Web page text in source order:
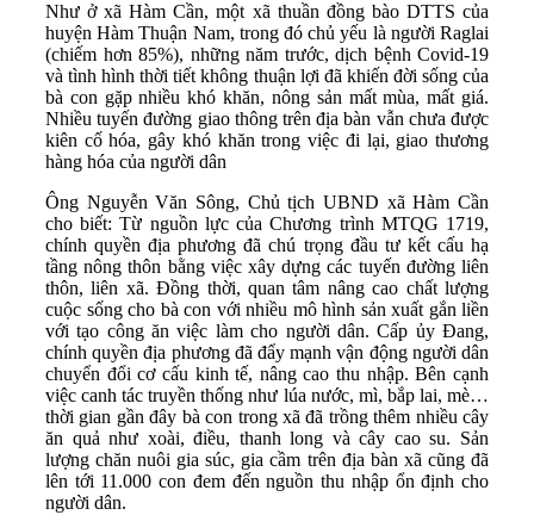
Như ở xã Hàm Cần, một xã thuần đồng bào DTTS của
huyện Hàm Thuận Nam, trong đó chủ yếu là người Raglai
(chiếm hơn 85%), những năm trước, dịch bệnh Covid-19
và tình hình thời tiết không thuận lợi đã khiến đời sống của
bà con gặp nhiều khó khăn, nông sản mất mùa, mất giá.
Nhiều tuyến đường giao thông trên địa bàn vẫn chưa được
kiên cố hóa, gây khó khăn trong việc đi lại, giao thương
hàng hóa của người dân
Ông Nguyễn Văn Sông, Chủ tịch UBND xã Hàm Cần
cho biết: Từ nguồn lực của Chương trình MTQG 1719,
chính quyền địa phương đã chú trọng đầu tư kết cấu hạ
tầng nông thôn bằng việc xây dựng các tuyến đường liên
thôn, liên xã. Đồng thời, quan tâm nâng cao chất lượng
cuộc sống cho bà con với nhiều mô hình sản xuất gắn liền
với tạo công ăn việc làm cho người dân. Cấp ủy Đang,
chính quyền địa phương đã đẩy mạnh vận động người dân
chuyển đổi cơ cấu kinh tế, nâng cao thu nhập. Bên cạnh
việc canh tác truyền thống như lúa nước, mì, bắp lai, mè…
thời gian gần đây bà con trong xã đã trồng thêm nhiều cây
ăn quả như xoài, điều, thanh long và cây cao su. Sản
lượng chăn nuôi gia súc, gia cầm trên địa bàn xã cũng đã
lên tới 11.000 con đem đến nguồn thu nhập ổn định cho
người dân.